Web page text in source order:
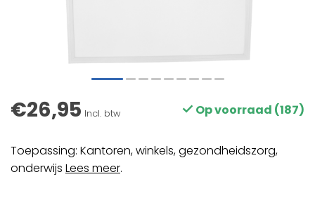
€26,95 Incl. btw Op voorraad (187)
Toepassing: Kantoren, winkels, gezondheidszorg,
onderwijs Lees meer.